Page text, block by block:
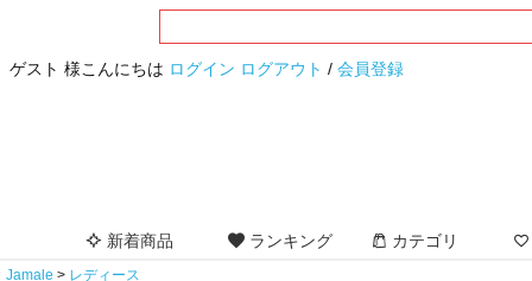
ゲスト 様こんにちは ログイン ログアウト / 会員登録
新着商品 ランキング カテゴリ
Jamale レディース